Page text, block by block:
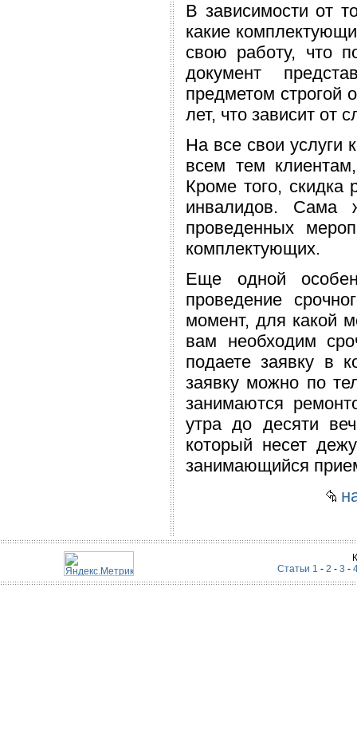
В зависимости от
какие
свою работу, что
документ
предметом строгой
лет, что зависит от
На все свои услуги
всем тем
Кроме того, скидка
инвалидов. Сама
проведенных
комплектующих.
Еще одной
проведение
момент, для какой
вам необходим
подаете заявку в
заявку можно по
занимаются
утра до десяти
который несет
занимающийся
Статьи 1 - 2 - 3 -